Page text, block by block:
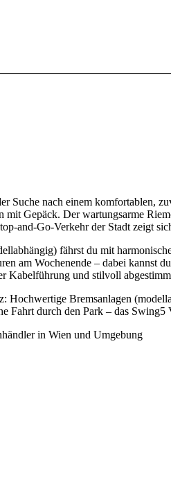
Suche nach einem komfortablen,
Gepäck. Der wartungsarme
and-Go-Verkehr der Stadt zeigt
fährst du mit
am Wochenende – dabei kannst
Kabelführung und stilvoll
Hochwertige Bremsanlagen
Fahrt durch den Park – das
in Wien und Umgebung